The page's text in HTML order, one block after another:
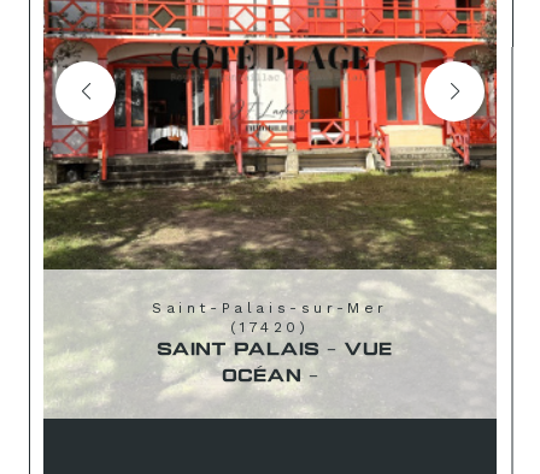
Saint-Palais-sur-Mer
(17420)
SAINT PALAIS - VUE
OCÉAN -